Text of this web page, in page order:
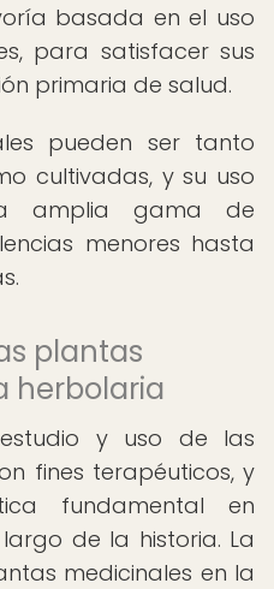
basada en el uso
para satisfacer sus
primaria de salud.
pueden ser tanto
cultivadas, y su uso
amplia gama de
menores hasta
plantas
herbolaria
y uso de las
fines terapéuticos, y
fundamental en
de la historia. La
medicinales en la